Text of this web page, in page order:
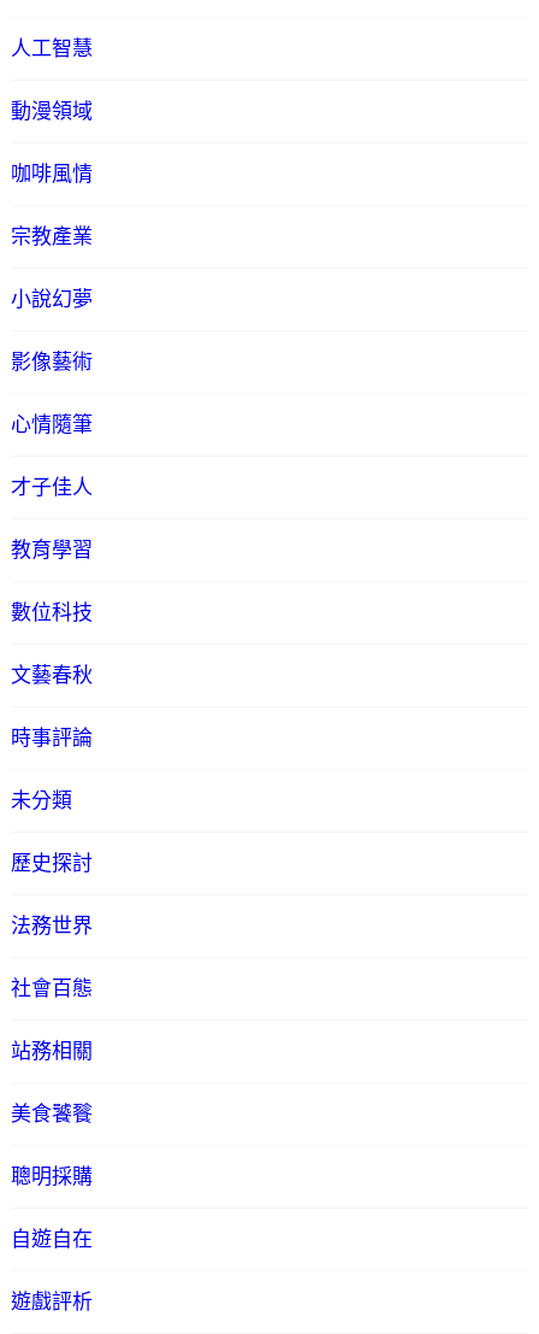
人工智慧
動漫領域
咖啡風情
宗教產業
小說幻夢
影像藝術
心情隨筆
才子佳人
教育學習
數位科技
文藝春秋
時事評論
未分類
歷史探討
法務世界
社會百態
站務相關
美食饕餮
聰明採購
自遊自在
遊戲評析